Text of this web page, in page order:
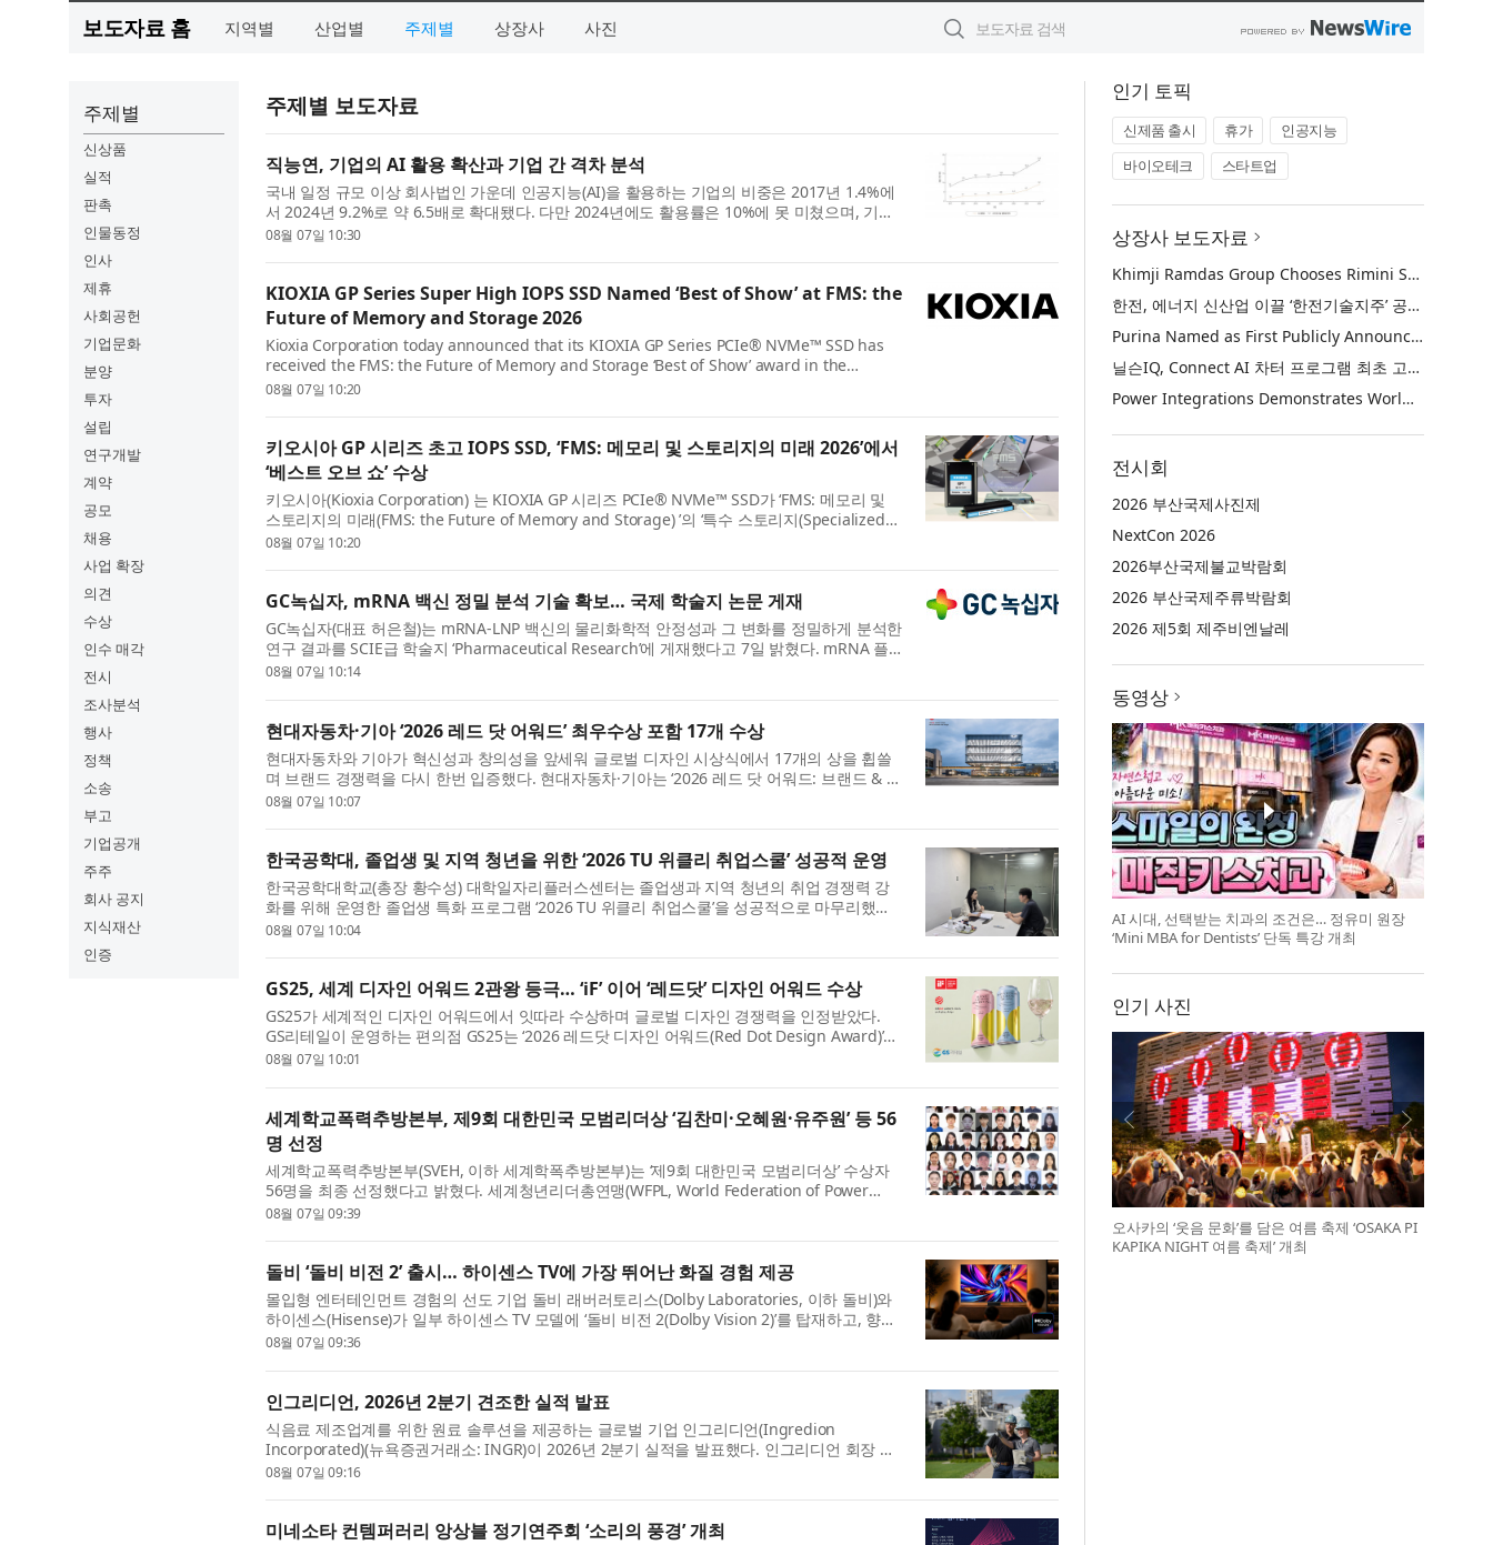
보도자료 홈 지역별 산업별 주제별 상장사 사진
주제별
신상품
실적
판촉
인물동정
인사
제휴
사회공헌
기업문화
분양
투자
설립
연구개발
계약
공모
채용
사업 확장
의견
수상
인수 매각
전시
조사분석
행사
정책
소송
부고
기업공개
주주
회사 공지
지식재산
인증
주제별 보도자료
직능연, 기업의 AI 활용 확산과 기업 간 격차 분석
국내 일정 규모 이상 회사법인 가운데 인공지능(AI)을 활용하는 기업의 비중은 2017년 1.4%에
서 2024년 9.2%로 약 6.5배로 확대됐다. 다만 2024년에도 활용률은 10%에 못 미쳤으며, 기업
규모와 산업에 따른 격차가 뚜렷하...
08월 07일 10:30
KIOXIA GP Series Super High IOPS SSD Named ‘Best of Show’ at FMS: the
Future of Memory and Storage 2026
Kioxia Corporation today announced that its KIOXIA GP Series PCIe® NVMe™ SSD has
received the FMS: the Future of Memory and Storage ‘Best of Show’ award in the
‘Specialized Storage’ category. The Best of Sho...
08월 07일 10:20
키오시아 GP 시리즈 초고 IOPS SSD, ‘FMS: 메모리 및 스토리지의 미래 2026’에서
‘베스트 오브 쇼’ 수상
키오시아(Kioxia Corporation) 는 KIOXIA GP 시리즈 PCIe® NVMe™ SSD가 ‘FMS: 메모리 및
스토리지의 미래(FMS: the Future of Memory and Storage) ’의 ‘특수 스토리지(Specialized
Storage)’ 부문에서 ‘베스트 오브 쇼(Bes...
08월 07일 10:20
GC녹십자, mRNA 백신 정밀 분석 기술 확보… 국제 학술지 논문 게재
GC녹십자(대표 허은철)는 mRNA-LNP 백신의 물리화학적 안정성과 그 변화를 정밀하게 분석한
연구 결과를 SCIE급 학술지 ‘Pharmaceutical Research’에 게재했다고 7일 밝혔다. mRNA 플
랫폼은 감염병 대유행 시 신속한 개발과...
08월 07일 10:14
현대자동차·기아 ‘2026 레드 닷 어워드’ 최우수상 포함 17개 수상
현대자동차와 기아가 혁신성과 창의성을 앞세워 글로벌 디자인 시상식에서 17개의 상을 휩쓸
며 브랜드 경쟁력을 다시 한번 입증했다. 현대자동차·기아는 ‘2026 레드 닷 어워드: 브랜드 & 커
뮤니케이션 디자인 부문(Red Dot ...
08월 07일 10:07
한국공학대, 졸업생 및 지역 청년을 위한 ‘2026 TU 위클리 취업스쿨’ 성공적 운영
한국공학대학교(총장 황수성) 대학일자리플러스센터는 졸업생과 지역 청년의 취업 경쟁력 강
화를 위해 운영한 졸업생 특화 프로그램 ‘2026 TU 위클리 취업스쿨’​을 성공적으로 마무리했다.
이번 프로그램은 지난 6월 1일부...
08월 07일 10:04
GS25, 세계 디자인 어워드 2관왕 등극… ‘iF’ 이어 ‘레드닷’ 디자인 어워드 수상
GS25가 세계적인 디자인 어워드에서 잇따라 수상하며 글로벌 디자인 경쟁력을 인정받았다.
GS리테일이 운영하는 편의점 GS25는 ‘2026 레드닷 디자인 어워드(Red Dot Design Award)’
브랜드&커뮤니케이션 부문에서 본상을 수...
08월 07일 10:01
세계학교폭력추방본부, 제9회 대한민국 모범리더상 ‘김찬미·오혜원·유주원’ 등 56
명 선정
세계학교폭력추방본부(SVEH, 이하 세계학폭추방본부)는 ‘제9회 대한민국 모범리더상’ 수상자
56명을 최종 선정했다고 밝혔다. 세계청년리더총연맹(WFPL, World Federation of Power
Leaders, 총재 이산하(李山河)) 부설 세...
08월 07일 09:39
돌비 ‘돌비 비전 2’ 출시… 하이센스 TV에 가장 뛰어난 화질 경험 제공
몰입형 엔터테인먼트 경험의 선도 기업 돌비 래버러토리스(Dolby Laboratories, 이하 돌비)와
하이센스(Hisense)가 일부 하이센스 TV 모델에 ‘돌비 비전 2(Dolby Vision 2)’를 탑재하고, 향후
펌웨어 업데이트를 통해 더 많...
08월 07일 09:36
인그리디언, 2026년 2분기 견조한 실적 발표
식음료 제조업계를 위한 원료 솔루션을 제공하는 글로벌 기업 인그리디언(Ingredion
Incorporated)(뉴욕증권거래소: INGR)이 2026년 2분기 실적을 발표했다. 인그리디언 회장 겸
사장, 최고경영자(CEO)인 짐 잘리(Jim Zalli...
08월 07일 09:16
미네소타 컨템퍼러리 앙상블 정기연주회 ‘소리의 풍경’ 개최
인기 토픽
신제품 출시 휴가
인공지능
바이오테크
스타트업
상장사 보도자료
Khimji Ramdas Group Chooses Rimini Street to Reduce SAP Support Costs, Protect 700+ Customizations and Reinvest Savings in Innovation
한전, 에너지 신산업 이끌 ‘한전기술지주’ 공식 출범
Purina Named as First Publicly Announced NIQ ConnectAI Charter Client
닐슨IQ, Connect AI 차터 프로그램 최초 고객사 ‘퓨리나’ 선정
Power Integrations Demonstrates World’s First 2200 V GaN Technology for Next-Era High-Voltage Power Systems
전시회
2026 부산국제사진제
NextCon 2026
2026부산국제불교박람회
2026 부산국제주류박람회
2026 제5회 제주비엔날레
동영상
AI 시대, 선택받는 치과의 조건은… 정유미 원장
‘Mini MBA for Dentists’ 단독 특강 개최
인기 사진
오사카의 ‘웃음 문화’를 담은 여름 축제 ‘OSAKA PI
KAPIKA NIGHT 여름 축제’ 개최